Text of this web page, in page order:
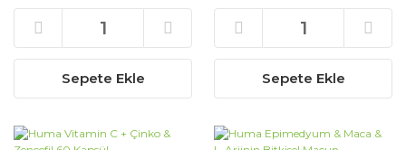
Sepete Ekle Sepete Ekle